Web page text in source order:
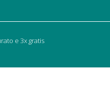
e 3x gratis